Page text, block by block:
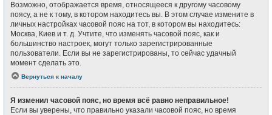
Возможно, отображается время, относящееся к другому часовому
поясу, а не к тому, в котором находитесь вы. В этом случае измените в
личных настройках часовой пояс на тот, в котором вы находитесь:
Москва, Киев и т. д. Учтите, что изменять часовой пояс, как и
большинство настроек, могут только зарегистрированные
пользователи. Если вы не зарегистрированы, то сейчас удачный
момент сделать это.
Вернуться к началу
Я изменил часовой пояс, но время всё равно неправильное!
Если вы уверены, что правильно указали часовой пояс, но время